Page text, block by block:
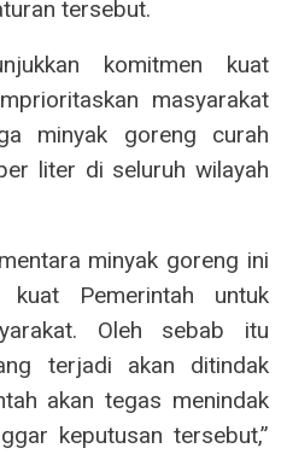
tersebut.
komitmen kuat
masyarakat
minyak goreng curah
liter di seluruh wilayah
minyak goreng ini
kuat Pemerintah untuk
Oleh sebab itu
terjadi akan ditindak
akan tegas menindak
keputusan tersebut,”